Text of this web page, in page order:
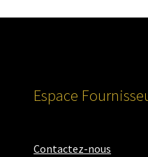
Espace
Contactez-nous